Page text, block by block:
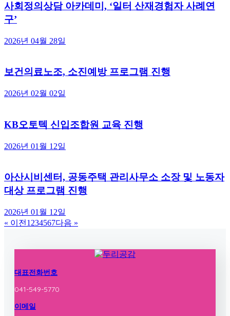
사회정의상담 아카데미, ‘일터 산재경험자 사례연
구’
2026년 04월 28일
보건의료노조, 소진예방 프로그램 진행
2026년 02월 02일
KB오토텍 신입조합원 교육 진행
2026년 01월 12일
아산시비센터, 공동주택 관리사무소 소장 및 노동자
대상 프로그램 진행
2026년 01월 12일
« 이전 1 234567다음 »
대표전화번호
041-549-5770
이메일